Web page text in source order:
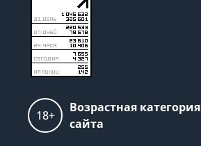
18+
Возрастная категория
сайта